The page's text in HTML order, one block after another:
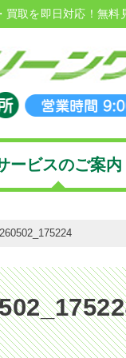
買取を即日対応！無料
ービスのご案内